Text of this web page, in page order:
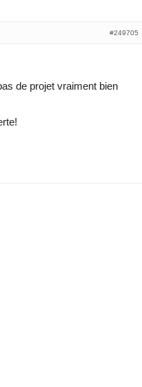
#249705
de projet vraiment bien